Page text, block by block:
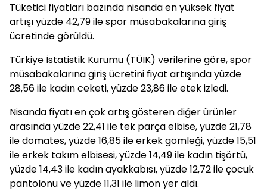
Tüketici fiyatları bazında nisanda en yüksek fiyat
artışı yüzde 42,79 ile spor müsabakalarına giriş
ücretinde görüldü.
Türkiye İstatistik Kurumu (TÜİK) verilerine göre, spor
müsabakalarına giriş ücretini fiyat artışında yüzde
28,56 ile kadın ceketi, yüzde 23,86 ile etek izledi.
Nisanda fiyatı en çok artış gösteren diğer ürünler
arasında yüzde 22,41 ile tek parça elbise, yüzde 21,78
ile domates, yüzde 16,85 ile erkek gömleği, yüzde 15,51
ile erkek takım elbisesi, yüzde 14,49 ile kadın tişörtü,
yüzde 14,43 ile kadın ayakkabısı, yüzde 12,72 ile çocuk
pantolonu ve yüzde 11,31 ile limon yer aldı.